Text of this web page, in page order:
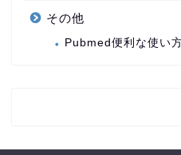
その他
Pubmed便利な使い